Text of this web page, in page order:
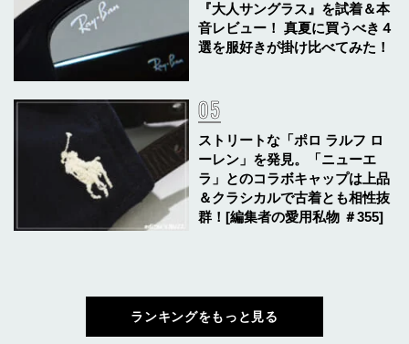
『大人サングラス』を試着＆本
音レビュー！ 真夏に買うべき４
選を服好きが掛け比べてみた！
ストリートな「ポロ ラルフ ロ
ーレン」を発見。「ニューエ
ラ」とのコラボキャップは上品
＆クラシカルで古着とも相性抜
群！[編集者の愛用私物 ＃355]
ランキングをもっと見る